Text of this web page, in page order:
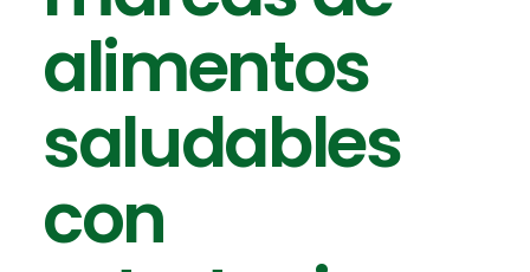
alimentos
saludables
con